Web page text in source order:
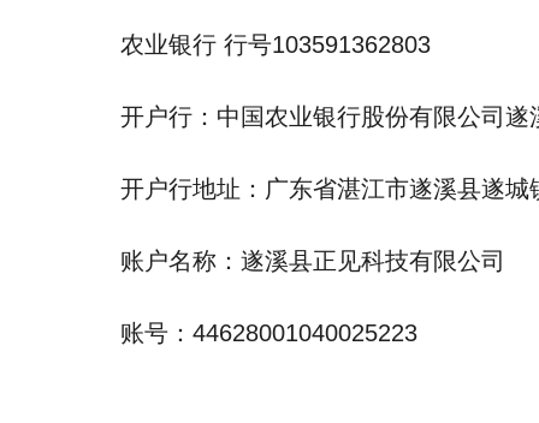
农业银行 行号103591362803
开户行：中国农业银行股份有限公司遂
开户行地址：广东省湛江市遂溪县遂城
账户名称：遂溪县正见科技有限公司
账号：44628001040025223